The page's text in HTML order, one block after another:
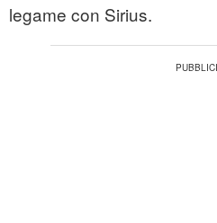
legame con Sirius.